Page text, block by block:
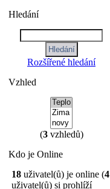
Hledání
Rozšířené hledání
Vzhled
(3vzhledů)
Kdo je Online
18 uživatel(ů) je online (4
uživatel(ů) si prohlíží